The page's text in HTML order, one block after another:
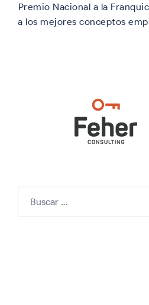
Premio Nacional a la
a los mejores conceptos